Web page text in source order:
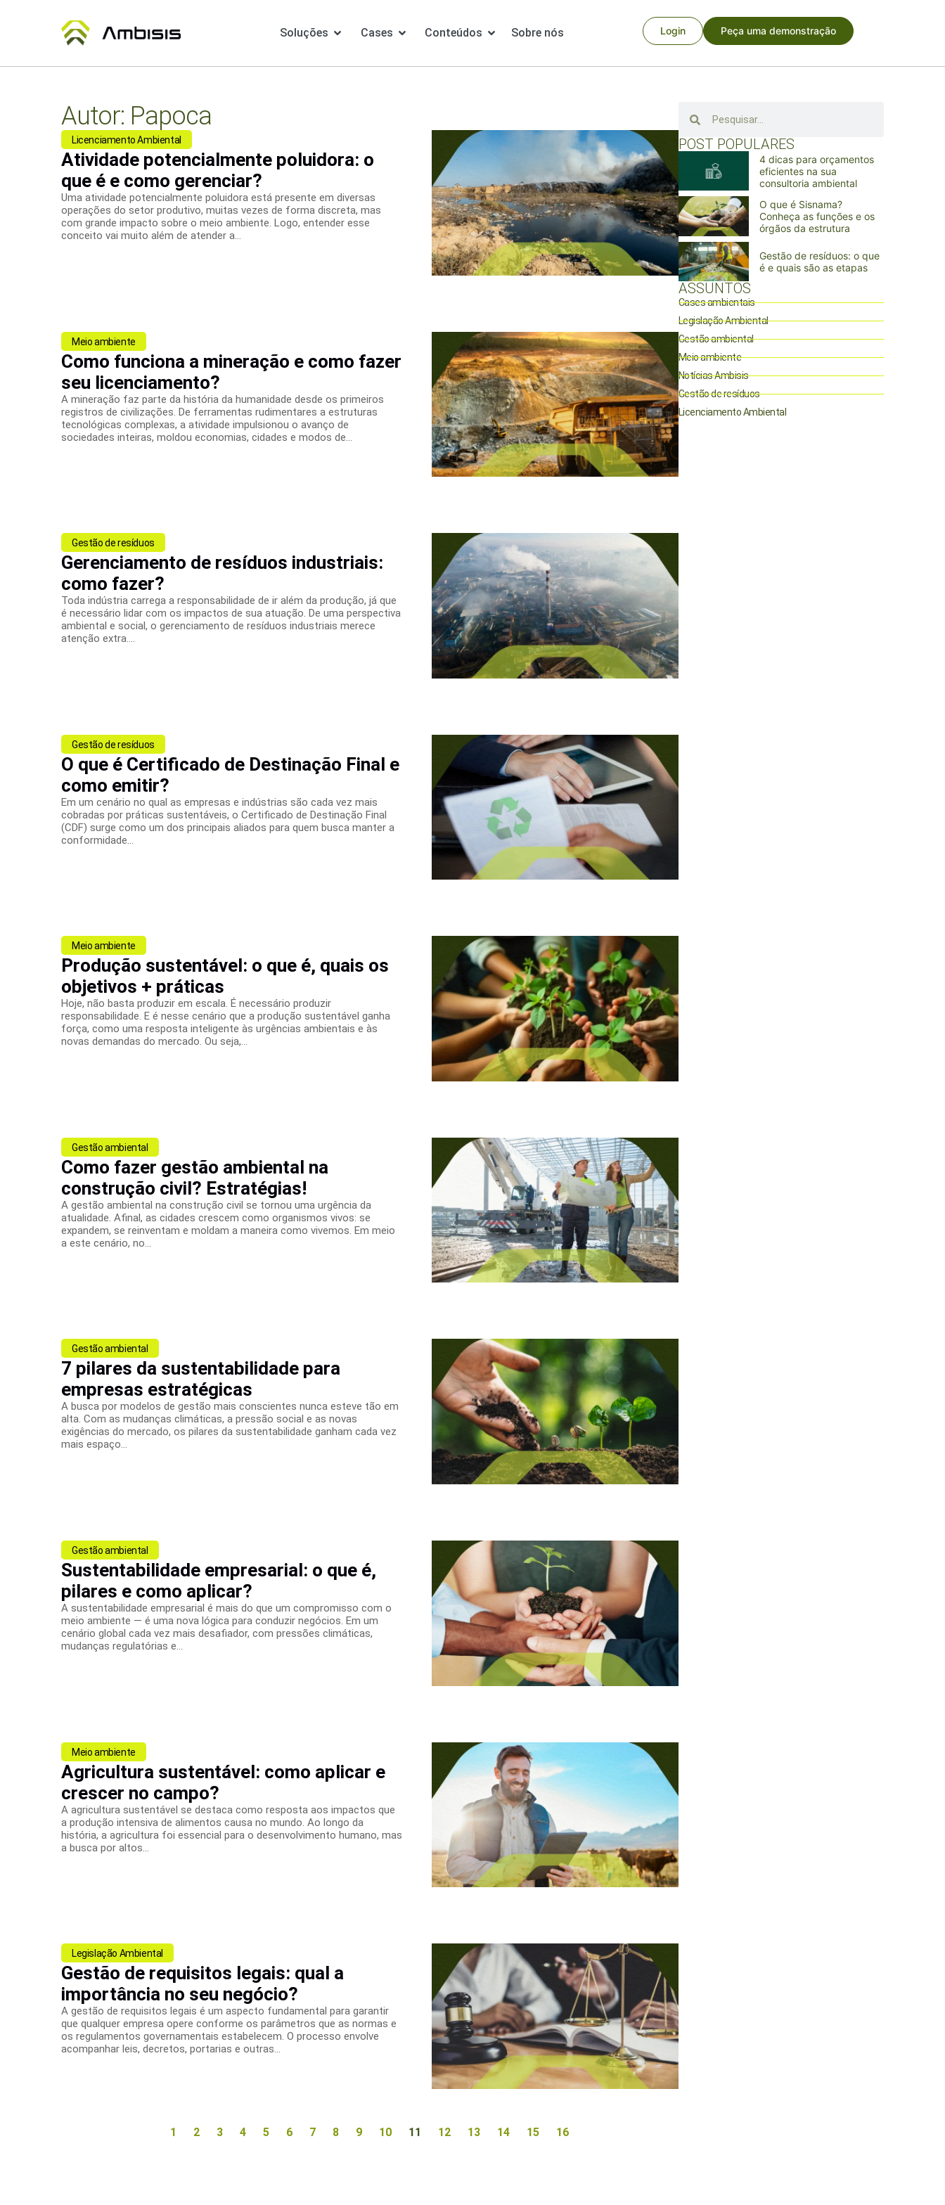
Soluções Cases Conteúdos Sobre nós Login Peça uma demonstração
Autor: Papoca
Licenciamento Ambiental
Atividade potencialmente poluidora: o
que é e como gerenciar?
Uma atividade potencialmente poluidora está presente em diversas
operações do setor produtivo, muitas vezes de forma discreta, mas
com grande impacto sobre o meio ambiente. Logo, entender esse
conceito vai muito além de atender a...
Meio ambiente
Como funciona a mineração e como fazer
seu licenciamento?
A mineração faz parte da história da humanidade desde os primeiros
registros de civilizações. De ferramentas rudimentares a estruturas
tecnológicas complexas, a atividade impulsionou o avanço de
sociedades inteiras, moldou economias, cidades e modos de...
Gestão de resíduos
Gerenciamento de resíduos industriais:
como fazer?
Toda indústria carrega a responsabilidade de ir além da produção, já que
é necessário lidar com os impactos de sua atuação. De uma perspectiva
ambiental e social, o gerenciamento de resíduos industriais merece
atenção extra....
Gestão de resíduos
O que é Certificado de Destinação Final e
como emitir?
Em um cenário no qual as empresas e indústrias são cada vez mais
cobradas por práticas sustentáveis, o Certificado de Destinação Final
(CDF) surge como um dos principais aliados para quem busca manter a
conformidade...
Meio ambiente
Produção sustentável: o que é, quais os
objetivos + práticas
Hoje, não basta produzir em escala. É necessário produzir
responsabilidade. E é nesse cenário que a produção sustentável ganha
força, como uma resposta inteligente às urgências ambientais e às
novas demandas do mercado. Ou seja,...
Gestão ambiental
Como fazer gestão ambiental na
construção civil? Estratégias!
A gestão ambiental na construção civil se tornou uma urgência da
atualidade. Afinal, as cidades crescem como organismos vivos: se
expandem, se reinventam e moldam a maneira como vivemos. Em meio
a este cenário, no...
Gestão ambiental
7 pilares da sustentabilidade para
empresas estratégicas
A busca por modelos de gestão mais conscientes nunca esteve tão em
alta. Com as mudanças climáticas, a pressão social e as novas
exigências do mercado, os pilares da sustentabilidade ganham cada vez
mais espaço...
Gestão ambiental
Sustentabilidade empresarial: o que é,
pilares e como aplicar?
A sustentabilidade empresarial é mais do que um compromisso com o
meio ambiente — é uma nova lógica para conduzir negócios. Em um
cenário global cada vez mais desafiador, com pressões climáticas,
mudanças regulatórias e...
Meio ambiente
Agricultura sustentável: como aplicar e
crescer no campo?
A agricultura sustentável se destaca como resposta aos impactos que
a produção intensiva de alimentos causa no mundo. Ao longo da
história, a agricultura foi essencial para o desenvolvimento humano, mas
a busca por altos...
Legislação Ambiental
Gestão de requisitos legais: qual a
importância no seu negócio?
A gestão de requisitos legais é um aspecto fundamental para garantir
que qualquer empresa opere conforme os parâmetros que as normas e
os regulamentos governamentais estabelecem. O processo envolve
acompanhar leis, decretos, portarias e outras...
1 2 3 4 5 6 7 8 9 10 11 12 13 14 15 16
POST POPULARES
4 dicas para orçamentos
eficientes na sua
consultoria ambiental
O que é Sisnama?
Conheça as funções e os
órgãos da estrutura
Gestão de resíduos: o que
é e quais são as etapas
ASSUNTOS
Cases ambientais
Legislação Ambiental
Gestão ambiental
Meio ambiente
Notícias Ambisis
Gestão de resíduos
Licenciamento Ambiental